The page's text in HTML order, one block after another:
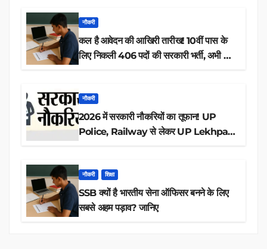
नौकरी
कल है आवेदन की आखिरी तारीख! 10वीं पास के
लिए निकली 406 पदों की सरकारी भर्ती, अभी करें
नौकरी
2026 में सरकारी नौकरियों का तूफान! UP
Police, Railway से लेकर UP Lekhpal
नौकरी शिक्षा
SSB क्यों है भारतीय सेना ऑफिसर बनने के लिए
सबसे अहम पड़ाव? जानिए